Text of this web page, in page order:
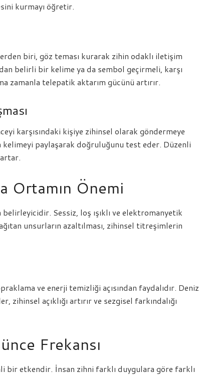
kurmayı öğretir.
biri, göz teması kurarak zihin odaklı iletişim
belirli bir kelime ya da sembol geçirmeli, karşı
zamanla telepatik aktarım gücünü artırır.
karşısındaki kişiye zihinsel olarak göndermeye
kelimeyi paylaşarak doğruluğunu test eder. Düzenli
Ortamın Önemi
Sessiz, loş ışıklı ve elektromanyetik
unsurların azaltılması, zihinsel titreşimlerin
ve enerji temizliği açısından faydalıdır. Deniz
zihinsel açıklığı artırır ve sezgisel farkındalığı
Frekansı
bir etkendir. İnsan zihni farklı duygulara göre farklı